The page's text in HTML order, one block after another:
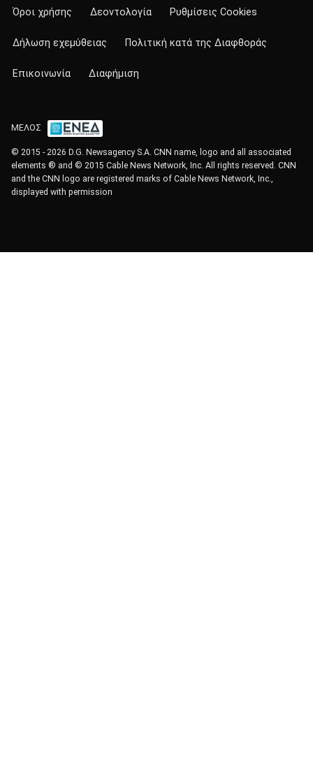
Όροι χρήσης Δεοντολογία Ρυθμίσεις Cookies
Δήλωση εχεμύθειας Πολιτική κατά της Διαφθοράς
Επικοινωνία Διαφήμιση
ΜΕΛΟΣ
© 2015 - 2026 D.G. Newsagency S.A. CNN name, logo and all associated
elements ® and © 2015 Cable News Network, Inc. All rights reserved. CNN
and the CNN logo are registered marks of Cable News Network, Inc.,
displayed with permission